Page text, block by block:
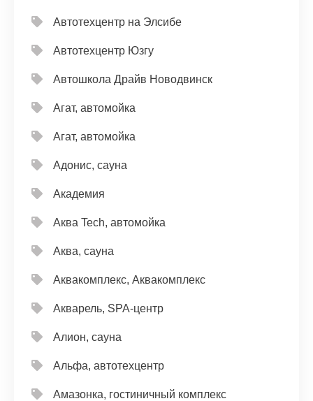
Автотехцентр на Элсибе
Автотехцентр Юзгу
Автошкола Драйв Новодвинск
Агат, автомойка
Агат, автомойка
Адонис, сауна
Академия
Аква Tech, автомойка
Аква, сауна
Аквакомплекс, Аквакомплекс
Акварель, SPA-центр
Алион, сауна
Альфа, автотехцентр
Амазонка, гостиничный комплекс